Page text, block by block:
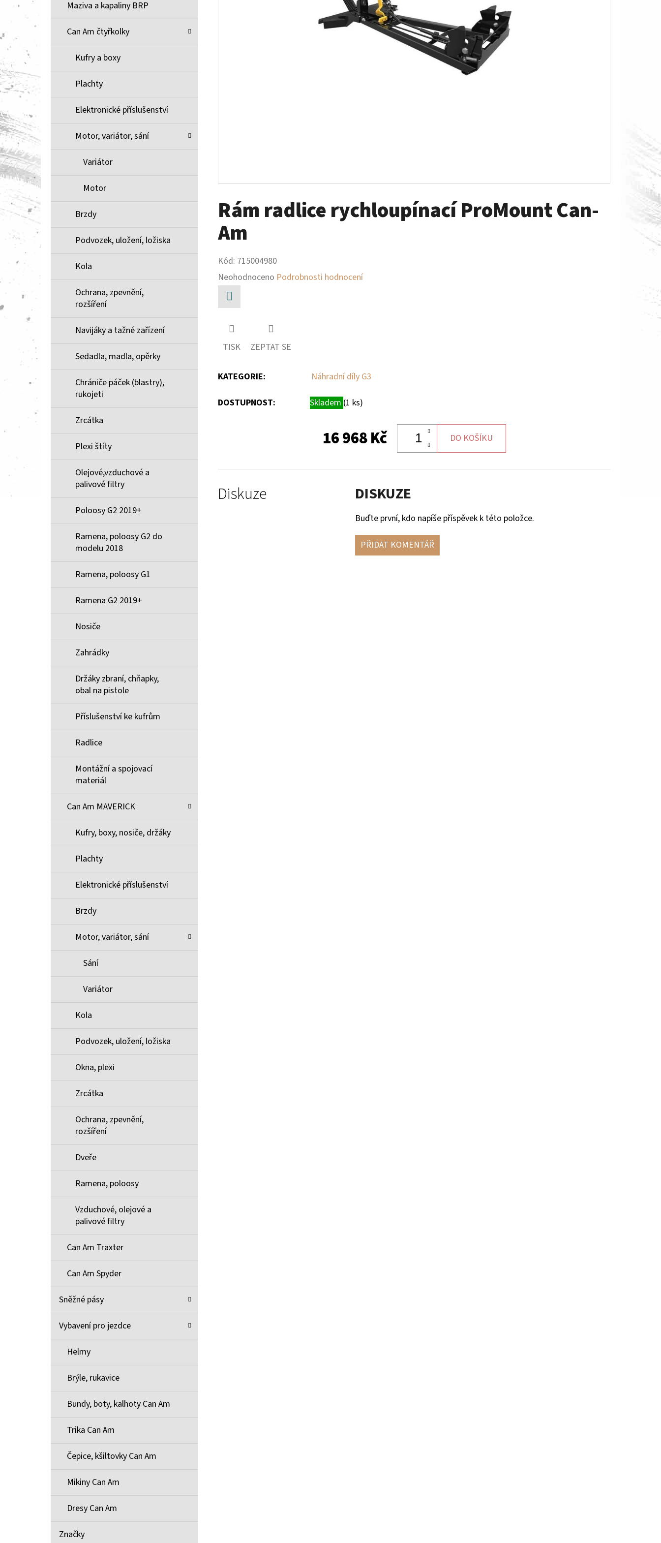
Maziva a kapaliny BRP
Can Am čtyřkolky
Kufry a boxy
Plachty
Elektronické příslušenství
Motor, variátor, sání
Variátor
Motor
Brzdy
Podvozek, uložení, ložiska
Kola
Ochrana, zpevnění,
rozšíření
Navijáky a tažné zařízení
Sedadla, madla, opěrky
Chrániče páček (blastry),
rukojeti
Zrcátka
Plexi štíty
Olejové,vzduchové a
palivové filtry
Poloosy G2 2019+
Ramena, poloosy G2 do
modelu 2018
Ramena, poloosy G1
Ramena G2 2019+
Nosiče
Zahrádky
Držáky zbraní, chňapky,
obal na pistole
Příslušenství ke kufrům
Radlice
Montážní a spojovací
materiál
Can Am MAVERICK
Kufry, boxy, nosiče, držáky
Plachty
Elektronické příslušenství
Brzdy
Motor, variátor, sání
Sání
Variátor
Kola
Podvozek, uložení, ložiska
Okna, plexi
Zrcátka
Ochrana, zpevnění,
rozšíření
Dveře
Ramena, poloosy
Vzduchové, olejové a
palivové filtry
Can Am Traxter
Can Am Spyder
Sněžné pásy
Vybavení pro jezdce
Helmy
Brýle, rukavice
Bundy, boty, kalhoty Can Am
Trika Can Am
Čepice, kšiltovky Can Am
Mikiny Can Am
Dresy Can Am
Značky
Rám radlice rychloupínací ProMount Can-
Am
Kód: 715004980
Průměrné
hodnocení
produktu
0,0
5
Neohodnoceno Podrobnosti hodnocení
TISK ZEPTAT SE
KATEGORIE: Náhradní díly G3
DOSTUPNOST: Skladem (1 ks)
16 968 Kč DO KOŠÍKU
Diskuze DISKUZE
Buďte první, kdo napíše příspěvek k této položce.
PŘIDAT KOMENTÁŘ
BRZDOVÉ DESTIČKY ZE SLINUTÉHO KOVU
1 100 Kč
PALIVOVÉ ČERPADLO S MĚŘÁKEM PALIVA CAN-